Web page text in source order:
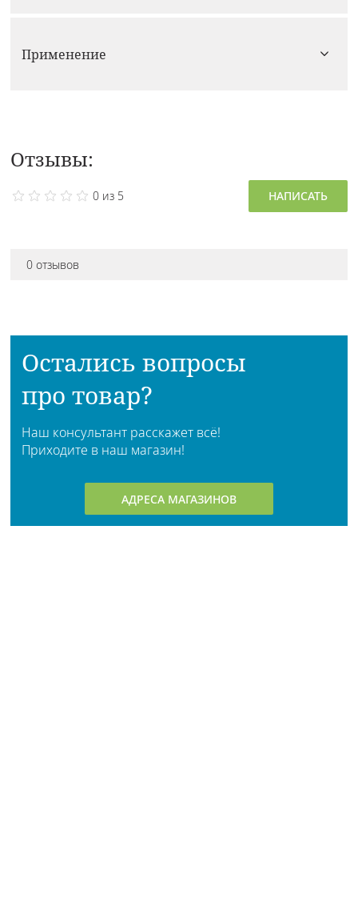
Применение
Отзывы:
0 из 5 НАПИСАТЬ
0 отзывов
Остались вопросы
про товар?
Наш консультант расскажет всё!
Приходите в наш магазин!
АДРЕСА МАГАЗИНОВ